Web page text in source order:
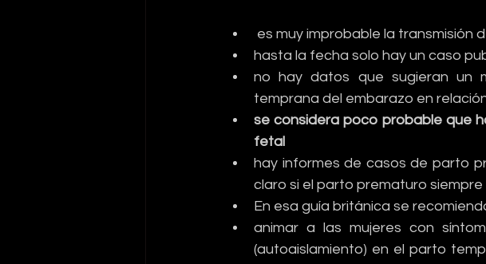
es muy improbable la transmisión
hasta la fecha solo hay un caso
no hay datos que sugieran un
temprana del embarazo en
se considera poco probable que
fetal
hay informes de casos de parto
claro si el parto prematuro
En esa guía británica se
animar a las mujeres con
(autoaislamiento) en el parto